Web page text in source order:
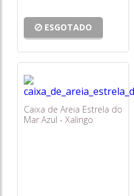
ESGOTADO
Caixa de Areia Estrela do
Mar Azul - Xalingo